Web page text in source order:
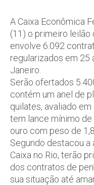
A Caixa Econômica
(11) o primeiro leilão
envolve 6.092
regularizados em 25
Janeiro.
Serão ofertados
contém um anel de
quilates, avaliado
tem lance mínimo
ouro com peso de
Segundo destacou a
Caixa no Rio, terão
dos contratos de
sua situação até